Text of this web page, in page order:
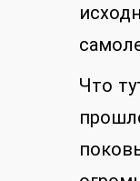
Что